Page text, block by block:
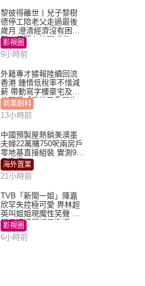
黎彼得離世丨兒子黎樹
德停工陪老父走過最後
歲月 澄清經濟沒有困
難：傳聞有誇張成份
影視圈
9小時前
外籍專才據報陸續回流
香港 鍾情低稅率不惜減
薪 帶動寫字樓豪宅及學
位競爭「香港已重現生
機」
商業創科
13小時前
中國預製屋熱銷美澳墨
夫婦22萬購750呎兩房戶
零地基直接組裝 實測9個
月激讚
海外置業
21小時前
TVB「新聞一姐」陳嘉
欣罕失控極可愛 畀林超
英叫姐姐現魔性笑聲 自
嘲是姨姨獲網民激讚
影視圈
6小時前